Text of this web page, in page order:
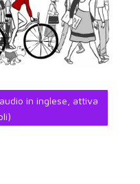
in inglese, attiva